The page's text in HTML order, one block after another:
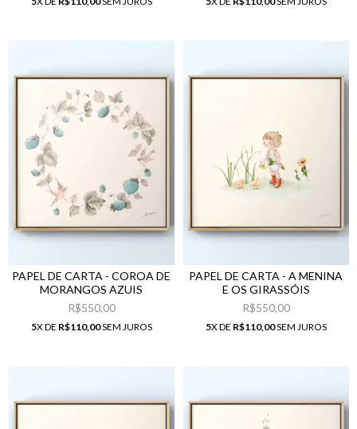
PAPEL DE CARTA - COROA DE
MORANGOS AZUIS
R$550,00
5X DE R$110,00SEM JUROS
PAPEL DE CARTA - A MENINA
E OS GIRASSÓIS
R$550,00
5X DE R$110,00SEM JUROS